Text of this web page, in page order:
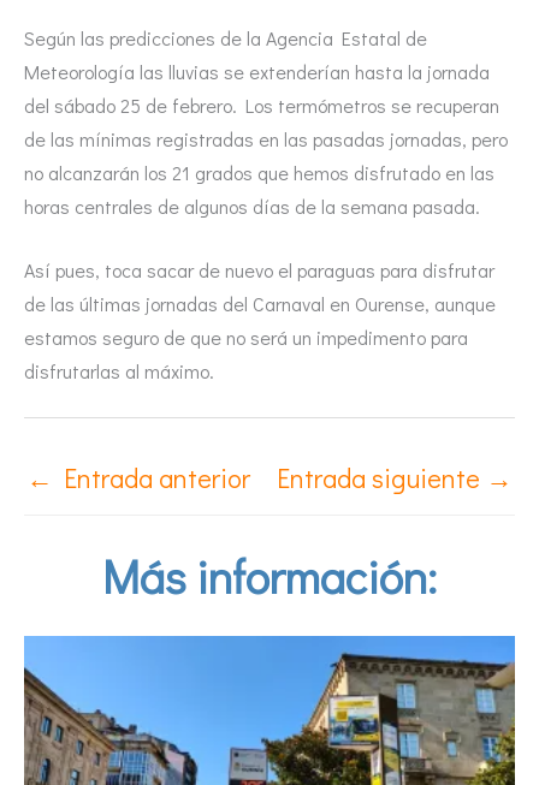
Según las predicciones de la Agencia Estatal de
Meteorología las lluvias se extenderían hasta la jornada
del sábado 25 de febrero. Los termómetros se recuperan
de las mínimas registradas en las pasadas jornadas, pero
no alcanzarán los 21 grados que hemos disfrutado en las
horas centrales de algunos días de la semana pasada.
Así pues, toca sacar de nuevo el paraguas para disfrutar
de las últimas jornadas del Carnaval en Ourense, aunque
estamos seguro de que no será un impedimento para
disfrutarlas al máximo.
← Entrada anterior Entrada siguiente →
Más información: